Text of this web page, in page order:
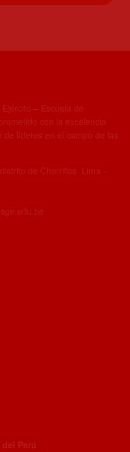
– Escuela de
con la excelencia
líderes en el campo de las
de Chorrillos Lima –
Perú